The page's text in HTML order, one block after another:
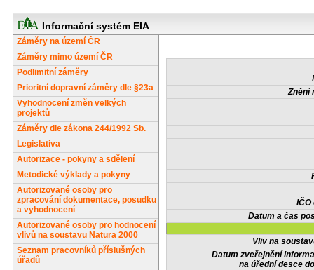
Informační systém EIA
Záměry na území ČR
Záměry mimo území ČR
Podlimitní záměry
Prioritní dopravní záměry dle §23a
Vyhodnocení změn velkých
projektů
Záměry dle zákona 244/1992 Sb.
Legislativa
Autorizace - pokyny a sdělení
Metodické výklady a pokyny
Autorizované osoby pro
zpracování dokumentace, posudku
a vyhodnocení
Autorizované osoby pro hodnocení
vlivů na soustavu Natura 2000
Seznam pracovníků příslušných
úřadů
Znění
IČO
Datum a čas
Vliv na
Datum zveřejnění
na úřední desce